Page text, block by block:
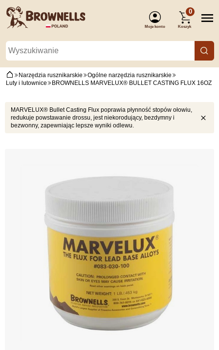
Moje konto
0
Koszyk
Narzędzia rusznikarskie
Ogólne narzędzia rusznikarskie
Luty i lutownice
BROWNELLS MARVELUX® BULLET CASTING FLUX 16OZ
MARVELUX® Bullet Casting Flux poprawia płynność stopów ołowiu,
redukuje powstawanie drossu, jest niekorodujący, bezdymny i
bezwonny, zapewniając lepsze wyniki odlewu.